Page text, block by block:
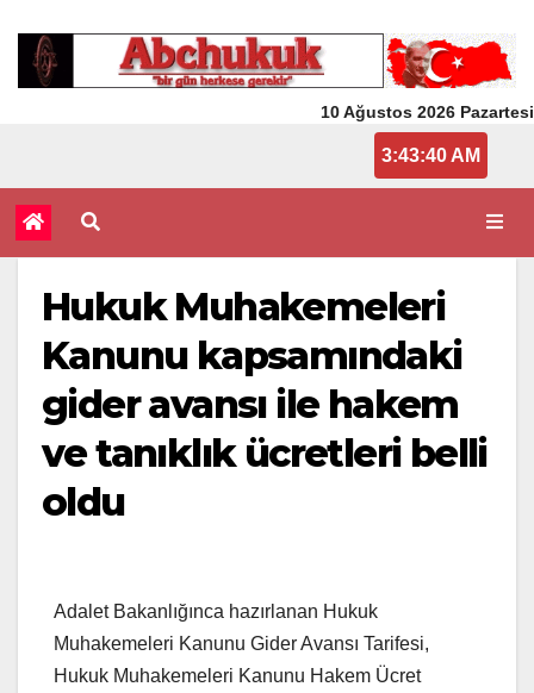
10 Ağustos 2026 Pazartesi
3:43:40 AM
Hukuk Muhakemeleri
Kanunu kapsamındaki
gider avansı ile hakem
ve tanıklık ücretleri belli
oldu
Adalet Bakanlığınca hazırlanan Hukuk
Muhakemeleri Kanunu Gider Avansı Tarifesi,
Hukuk Muhakemeleri Kanunu Hakem Ücret